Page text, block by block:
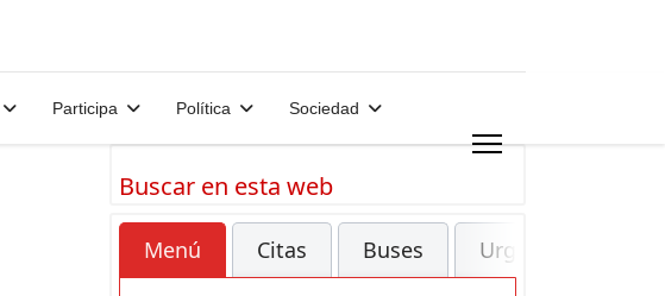
Participa Política Sociedad
Buscar en esta web
Menú Citas Buses Urgencias